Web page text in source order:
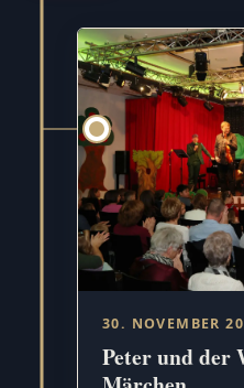
30. NOVEMBER
Peter und der